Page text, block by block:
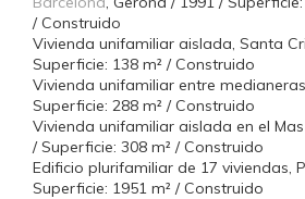
/ Construido
Vivienda unifamiliar aislada, Santa
Superficie: 138 m² / Construido
Vivienda unifamiliar entre
Superficie: 288 m² / Construido
Vivienda unifamiliar aislada en el
/ Superficie: 308 m² / Construido
Edificio plurifamiliar de 17 viviendas,
Superficie: 1951 m² / Construido